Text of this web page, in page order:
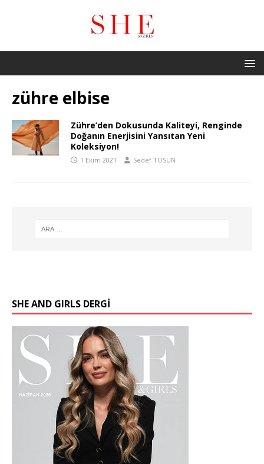
zühre elbise
Zühre’den Dokusunda Kaliteyi, Renginde
Doğanın Enerjisini Yansıtan Yeni
Koleksiyon!
1 Ekim 2021 Sedef TOSUN
SHE AND GIRLS DERGİ